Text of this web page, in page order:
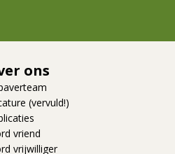
ons
(vervuld!)
vriend
vrijwilliger